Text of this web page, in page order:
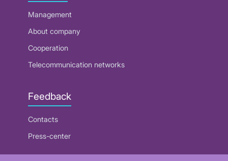
Management
About company
Cooperation
Telecommunication networks
Feedback
Contacts
Press-center